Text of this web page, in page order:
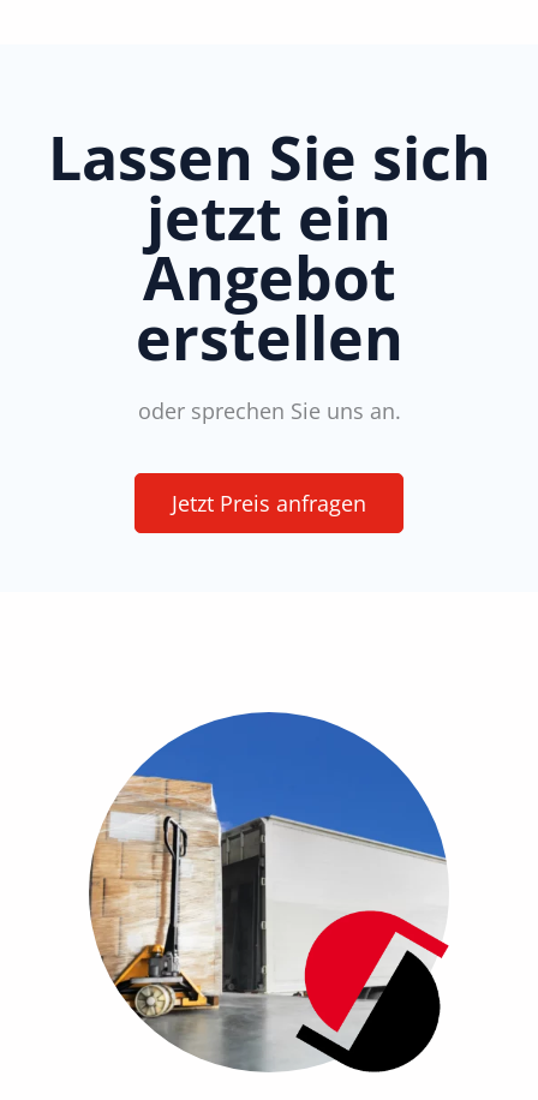
Lassen Sie sich
jetzt ein
Angebot
erstellen
oder sprechen Sie uns an.
Jetzt Preis anfragen